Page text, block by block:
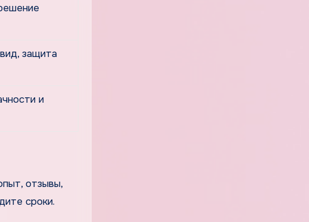
защита
и
отзывы,
сроки.